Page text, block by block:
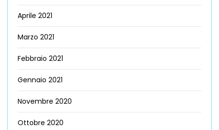
Aprile 2021
Marzo 2021
Febbraio 2021
Gennaio 2021
Novembre 2020
Ottobre 2020